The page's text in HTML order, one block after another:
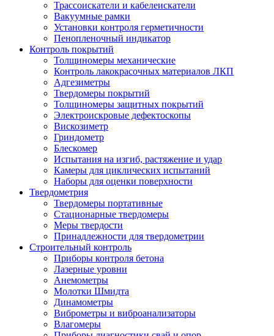
Трассоискатели и кабелеискатели
Вакуумные рамки
Установки контроля герметичности
Пенопленочный индикатор
Контроль покрытий
Толщиномеры механические
Контроль лакокрасочных материалов ЛКП
Адгезиметры
Твердомеры покрытий
Толщиномеры защитных покрытий
Электроискровые дефектоскопы
Вискозиметр
Гриндометр
Блескомер
Испытания на изгиб, растяжение и удар
Камеры для циклических испытаний
Наборы для оценки поверхности
Твердометрия
Твердомеры портативные
Стационарные твердомеры
Меры твердости
Принадлежности для твердометрии
Строительный контроль
Приборы контроля бетона
Лазерные уровни
Анемометры
Молотки Шмидта
Динамометры
Виброметры и виброанализаторы
Влагомеры